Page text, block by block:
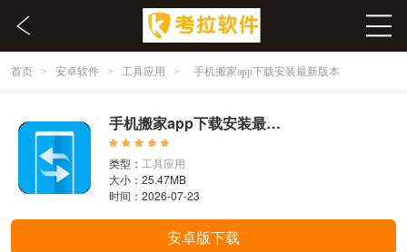
首页 > 安卓软件 > 工具应用 > 手机搬家app下载安装最新版本
手机搬家app下载安装最新版本 1.7
类型： 工具应用
大小：25.47MB
时间：2026-07-23
安卓版下载